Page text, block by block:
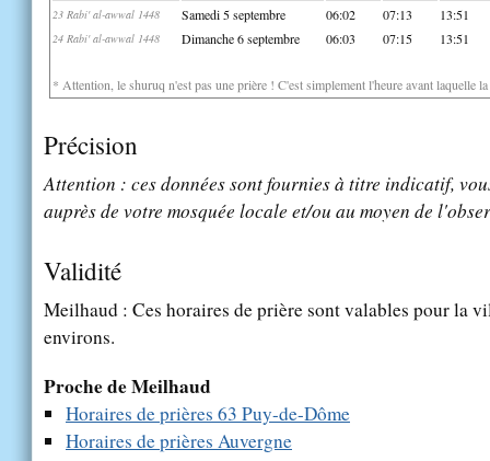
23 Rabi' al-awwal 1448 Samedi 5 septembre 06:02 07:13 13:51
24 Rabi' al-awwal 1448 Dimanche 6 septembre 06:03 07:15 13:51
* Attention, le shuruq n'est pas une prière ! C'est simplement l'heure avant laquelle
Précision
Attention : ces données sont fournies à titre indicatif,
auprès de votre mosquée locale et/ou au moyen de
Validité
Meilhaud : Ces horaires de prière sont valables pour la
environs.
Proche de Meilhaud
Horaires de prières 63 Puy-de-Dôme
Horaires de prières Auvergne